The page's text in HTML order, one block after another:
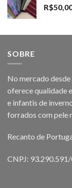
R$
SOBRE
No mercado
oferece qualidade
e infantis de
forrados com pele
Recanto de
CNPJ: